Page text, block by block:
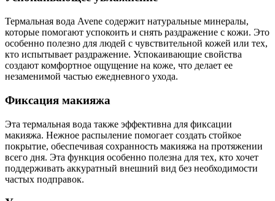
Термальная вода Avene содержит натуральные минералы,
которые помогают успокоить и снять раздражение с кожи. Это
особенно полезно для людей с чувствительной кожей или тех,
кто испытывает раздражение. Успокаивающие свойства
создают комфортное ощущение на коже, что делает ее
незаменимой частью ежедневного ухода.
Фиксация макияжа
Эта термальная вода также эффективна для фиксации
макияжа. Нежное распыление помогает создать стойкое
покрытие, обеспечивая сохранность макияжа на протяжении
всего дня. Эта функция особенно полезна для тех, кто хочет
поддерживать аккуратный внешний вид без необходимости
частых подправок.